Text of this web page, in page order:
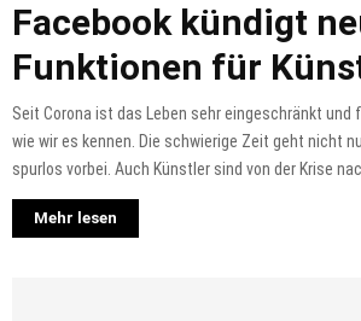
Facebook kündigt
Funktionen für
Seit Corona ist das Leben sehr eingeschränkt
wie wir es kennen. Die schwierige Zeit geht nicht
spurlos vorbei. Auch Künstler sind von der Krise
Mehr lesen